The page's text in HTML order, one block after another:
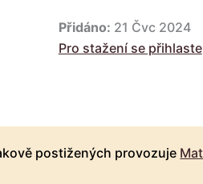
Přidáno: 21 Čvc 2024
Pro stažení se přihlaste
postižených provozuje